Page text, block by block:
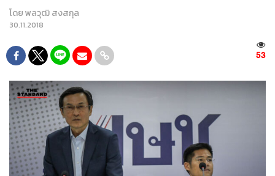
โดยพลวุฒิ สงสกุล
30.11.2018
53